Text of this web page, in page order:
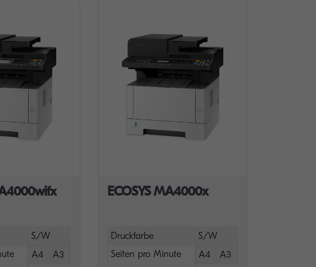
S/W
A4
A3
ECOSYS MA4000x
Druckfarbe
S/W
Seiten pro Minute
A4
A3